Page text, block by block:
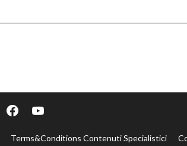
Terms&Conditions Contenuti Specialistici